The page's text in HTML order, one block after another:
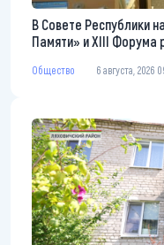
В Совете Республики
Памяти» и XIII Форума
Общество 6 августа, 2026